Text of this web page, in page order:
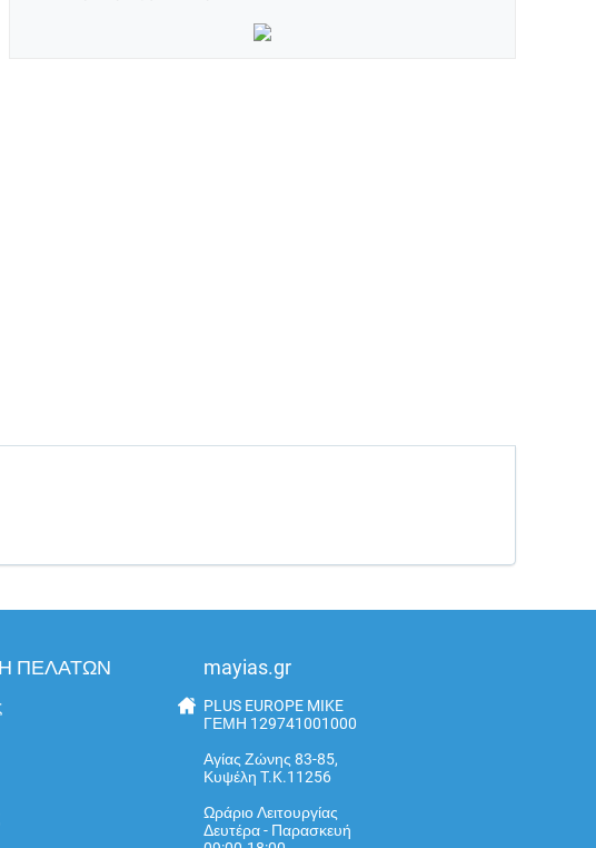
ΠΕΛΑΤΩΝ mayias.gr
PLUS EUROPE MIKE
ΓΕΜΗ 129741001000
Αγίας Ζώνης 83-85,
Κυψέλη T.K.11256
Ωράριο Λειτουργίας
Δευτέρα - Παρασκευή